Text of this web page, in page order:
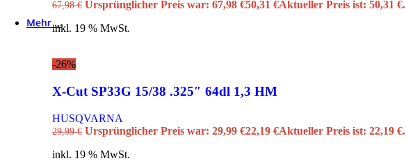
Mähfaden
Mehr …
STIHL
G&F / NOOR
DEWALT
Ab in den Schnee
Es werde Licht
Spielzeuge
67,98€ Ursprünglicher Preis war: 67,98 €50,31 €Aktueller Preis ist: 50,31 €.
inkl. 19 % MwSt.
-26%
X-Cut SP33G 15/38 .325″ 64dl 1,3 HM
HUSQVARNA
29,99€ Ursprünglicher Preis war: 29,99 €22,19 €Aktueller Preis ist: 22,19 €.
inkl. 19 % MwSt.